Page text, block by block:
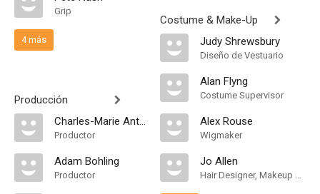
Grip
4 más
Producción
Charles-Marie Anthonioz
Productor
Adam Bohling
Productor
Costume & Make-Up
Judy Shrewsbury
Diseño de Vestuario
Alan Flyng
Costume Supervisor
Alex Rouse
Wigmaker
Jo Allen
Hair Designer, Makeup Designer